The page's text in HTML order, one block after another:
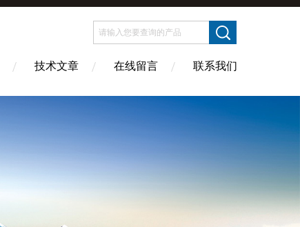
技术文章 在线留言 联系我们